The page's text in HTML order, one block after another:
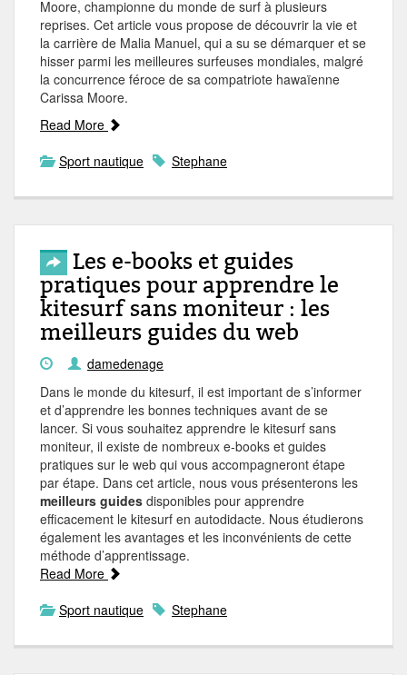
Moore, championne du monde de surf à plusieurs
reprises. Cet article vous propose de découvrir la vie et
la carrière de Malia Manuel, qui a su se démarquer et se
hisser parmi les meilleures surfeuses mondiales, malgré
la concurrence féroce de sa compatriote hawaïenne
Carissa Moore.
Read More
Sport nautique
Stephane
Les e-books et guides
pratiques pour apprendre le
kitesurf sans moniteur : les
meilleurs guides du web
damedenage
Dans le monde du kitesurf, il est important de s’informer
et d’apprendre les bonnes techniques avant de se
lancer. Si vous souhaitez apprendre le kitesurf sans
moniteur, il existe de nombreux e-books et guides
pratiques sur le web qui vous accompagneront étape
par étape. Dans cet article, nous vous présenterons les
meilleurs guides disponibles pour apprendre
efficacement le kitesurf en autodidacte. Nous étudierons
également les avantages et les inconvénients de cette
méthode d’apprentissage.
Read More
Sport nautique
Stephane